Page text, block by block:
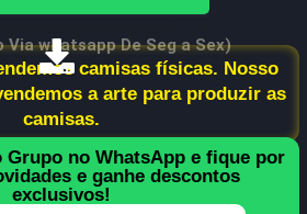
whatsapp De Seg a Sex)
camisas físicas. Nosso
a arte para produzir as
camisas.
Grupo no WhatsApp e fique por
e ganhe descontos
exclusivos!